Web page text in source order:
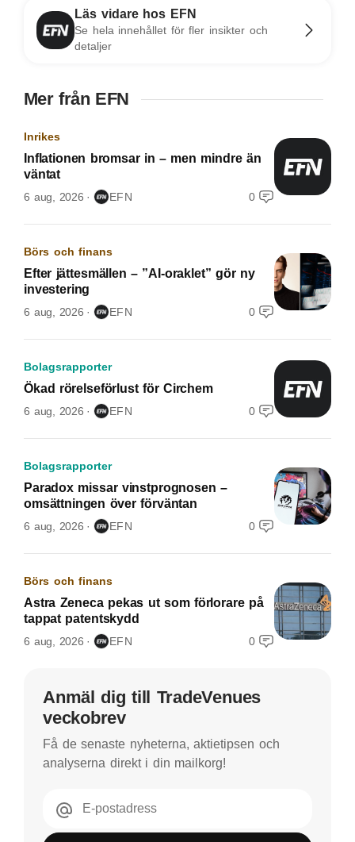
Läs vidare hos EFN
Se hela innehållet för fler insikter och
detaljer
Mer från EFN
Inrikes
Inflationen bromsar in – men mindre än
väntat
6 aug, 2026 EFN 0
Börs och finans
Efter jättesmällen – ”AI-oraklet” gör ny
investering
6 aug, 2026 EFN 0
Bolagsrapporter
Ökad rörelseförlust för Circhem
6 aug, 2026 EFN 0
Bolagsrapporter
Paradox missar vinstprognosen –
omsättningen över förväntan
6 aug, 2026 EFN 0
Börs och finans
Astra Zeneca pekas ut som förlorare på
tappat patentskydd
6 aug, 2026 EFN 0
Anmäl dig till TradeVenues
veckobrev
Få de senaste nyheterna, aktietipsen och
analyserna direkt i din mailkorg!
E-postadress